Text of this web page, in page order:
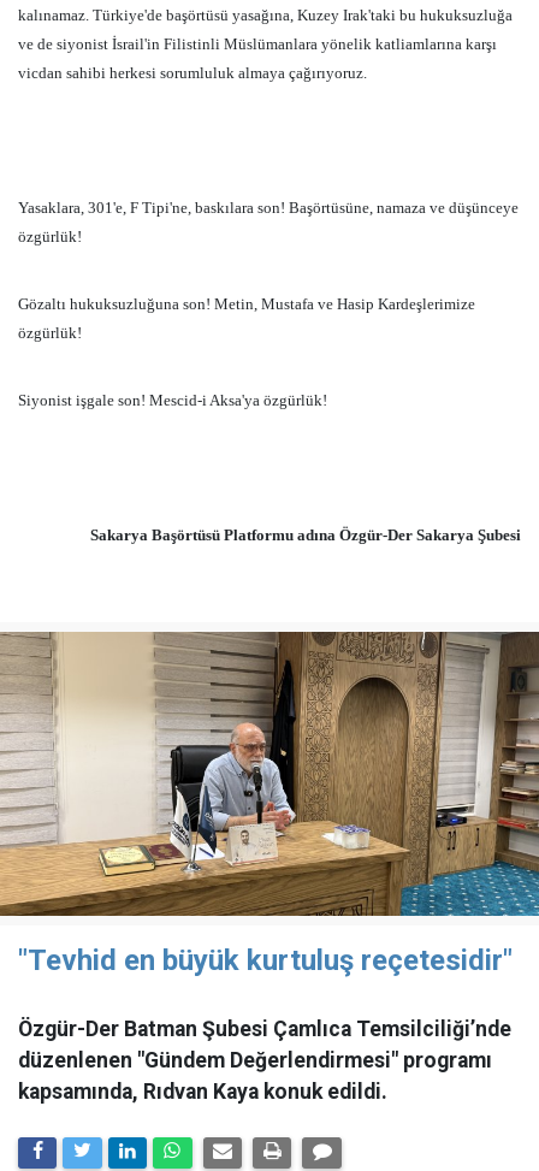
kalınamaz. Türkiye'de başörtüsü yasağına, Kuzey Irak'taki bu hukuksuzluğa
ve de siyonist İsrail'in Filistinli Müslümanlara yönelik katliamlarına karşı
vicdan sahibi herkesi sorumluluk almaya çağırıyoruz.
Yasaklara, 301'e, F Tipi'ne, baskılara son! Başörtüsüne, namaza ve düşünceye
özgürlük!
Gözaltı hukuksuzluğuna son! Metin, Mustafa ve Hasip Kardeşlerimize
özgürlük!
Siyonist işgale son! Mescid-i Aksa'ya özgürlük!
Sakarya Başörtüsü Platformu adına Özgür-Der Sakarya Şubesi
"Tevhid en büyük kurtuluş reçetesidir"
Özgür-Der Batman Şubesi Çamlıca Temsilciliği’nde
düzenlenen "Gündem Değerlendirmesi" programı
kapsamında, Rıdvan Kaya konuk edildi.